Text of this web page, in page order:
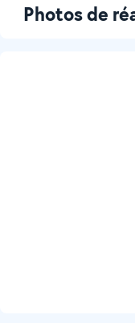
Photos de